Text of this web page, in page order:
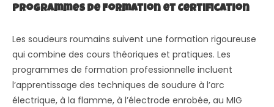
Programmes de Formation et Certification
Les soudeurs roumains suivent une formation rigoureuse
qui combine des cours théoriques et pratiques. Les
programmes de formation professionnelle incluent
l’apprentissage des techniques de soudure à l’arc
électrique, à la flamme, à l’électrode enrobée, au MIG